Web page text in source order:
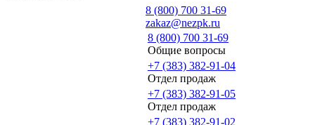
8 (800) 700 31-69
zakaz@nezpk.ru
8 (800) 700 31-69
Общие вопросы
+7 (383) 382-91-04
Отдел продаж
+7 (383) 382-91-05
Отдел продаж
+7 (383) 382-91-02